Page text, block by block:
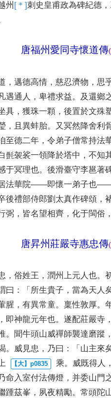
州 [＊]刺 史皇甫政為碑紀德 ，
唐福州愛同寺懷道傳(
，邁德高情 ，慈忍濟物 ，思
遇通人 ，卑禮求益。 及還鄉
具 ，獲珠一顆 ，後置於文殊
， 且異蚌胎。 又冥然降舍利
至德二年 ，令弟子僧常持法
㲲袈裟一領降於塔中 ，不知
于冥理也。後滑臺守李邕著
法華院——即懷一弟子也
後禮部侍郎劉太真作碑頌 ，
弼 ， 皆名望相齊 ，化于閩俗
唐昇州莊嚴寺惠忠傳(
，俗姓王 ，潤州上元人也。
曰 ：「 所生貴子 ，當為天人
腥 ，有異常童。稟性敦厚。
， 即神龍元年也。遂配莊嚴寺
。 聞牛頭山威禪師襲達磨蹤
。 威見忠 ， 乃曰 ：「 山主來
乘。 威既得人
命入室付法傳燈 ， 并委山門
踵茲峯 ， 夙夜精勵。常頭陀